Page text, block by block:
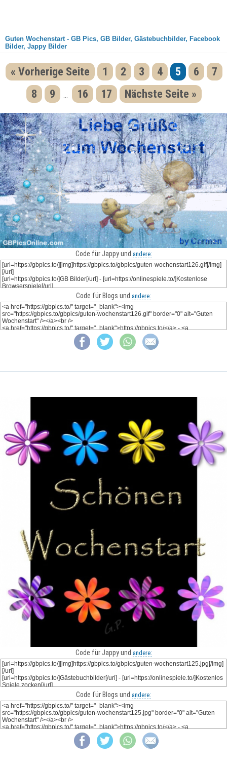
Guten Wochenstart - GB Pics, GB Bilder, Gästebuchbilder, Facebook
Bilder, Jappy Bilder
« Vorherige Seite 1 2 3 4 5 6
7
8
9 16 17 Nächste Seite »
Code für Jappy und andere:
Code für Blogs und andere:
Code für Jappy und andere:
Code für Blogs und andere: